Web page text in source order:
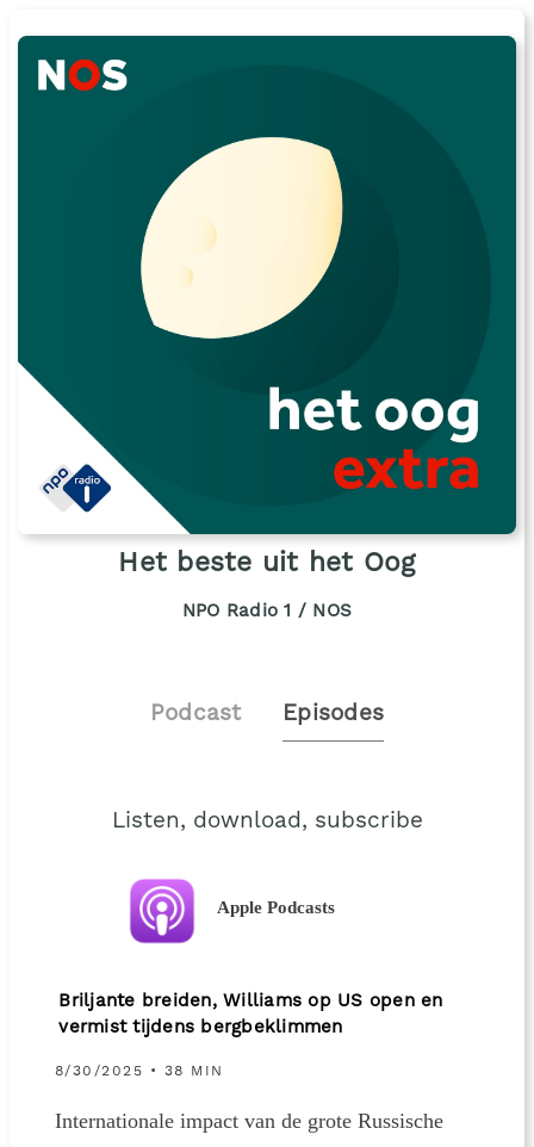
Het beste uit het Oog
NPO Radio 1 / NOS
Podcast Episodes
Listen, download, subscribe
Apple Podcasts
Briljante breiden, Williams op US open en
vermist tijdens bergbeklimmen
8/30/2025 • 38 MIN
Internationale impact van de grote Russische